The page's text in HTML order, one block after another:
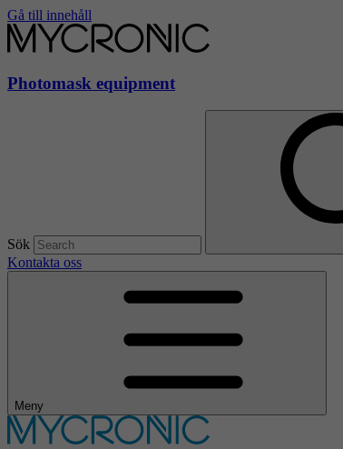
Gå till innehåll
Photomask equipment
Sök
Kontakta oss
Meny